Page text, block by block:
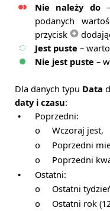
Nie należy do
podanych
przycisk
Jest puste –
Nie jest puste –
Dla danych typu Data
daty i czasu:
• Poprzedni:
o Wczoraj jest,
o Poprzedni
o Poprzedni
• Ostatni:
o Ostatni
o Ostatni rok